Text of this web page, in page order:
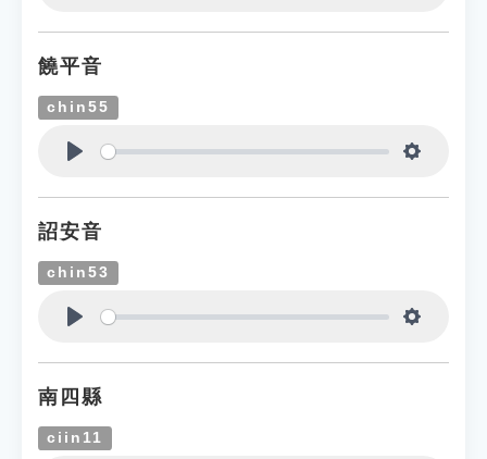
饒平音
chin55
詔安音
chin53
南四縣
ciin11